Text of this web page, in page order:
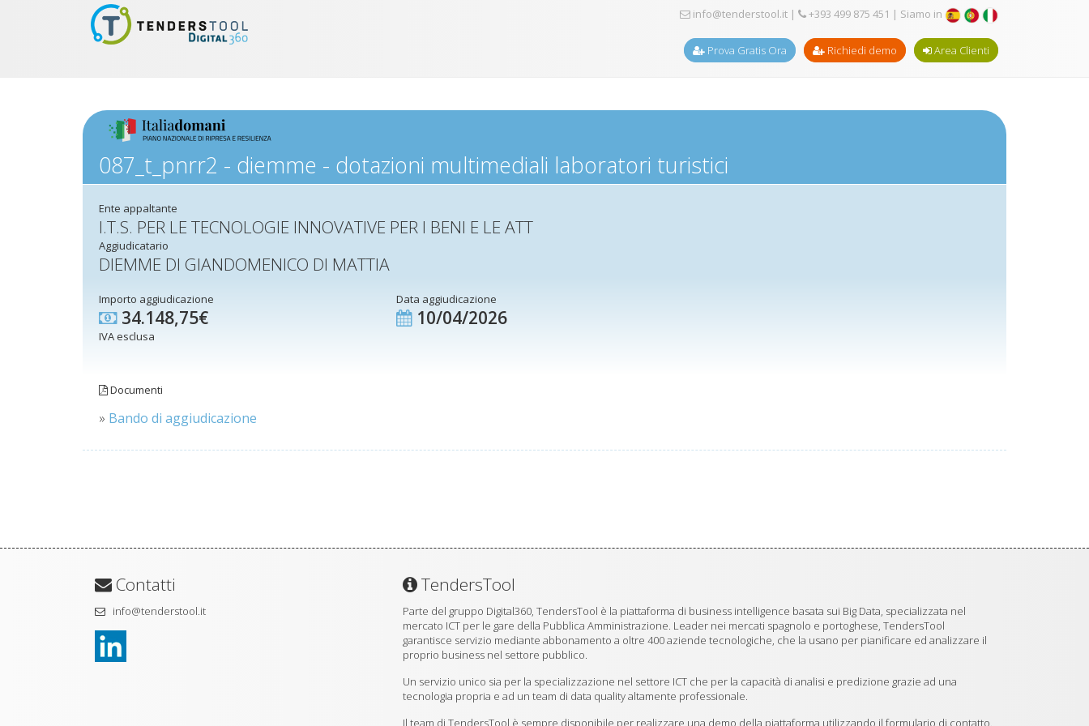
info@tenderstool.it | +393 499 875 451 | Siamo in
Prova Gratis Ora Richiedi demo Area Clienti
087_t_pnrr2 - diemme - dotazioni multimediali laboratori turistici
Ente appaltante
I.T.S. PER LE TECNOLOGIE INNOVATIVE PER I BENI E LE ATT
Aggiudicatario
DIEMME DI GIANDOMENICO DI MATTIA
Importo aggiudicazione
34.148,75€
IVA esclusa
Data aggiudicazione
10/04/2026
Documenti
» Bando di aggiudicazione
Contatti
info@tenderstool.it
TendersTool
Parte del gruppo Digital360, TendersTool è la piattaforma di business intelligence basata sui Big Data, specializzata nel
mercato ICT per le gare della Pubblica Amministrazione. Leader nei mercati spagnolo e portoghese, TendersTool
garantisce servizio mediante abbonamento a oltre 400 aziende tecnologiche, che la usano per pianificare ed analizzare il
proprio business nel settore pubblico.
Un servizio unico sia per la specializzazione nel settore ICT che per la capacità di analisi e predizione grazie ad una
tecnologia propria e ad un team di data quality altamente professionale.
Il team di TendersTool è sempre disponibile per realizzare una demo della piattaforma utilizzando il formulario di contatto.